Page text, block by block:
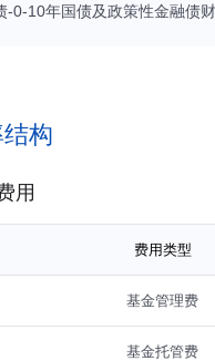
债券不低于基金资产净值的
-0-10年国债及政策性金融债
构
用
费用类型
基金管理费
基金托管费